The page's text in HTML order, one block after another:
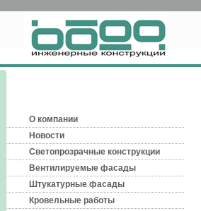
О компании
Новости
Светопрозрачные конструкции
Вентилируемые фасады
Штукатурные фасады
Кровельные работы